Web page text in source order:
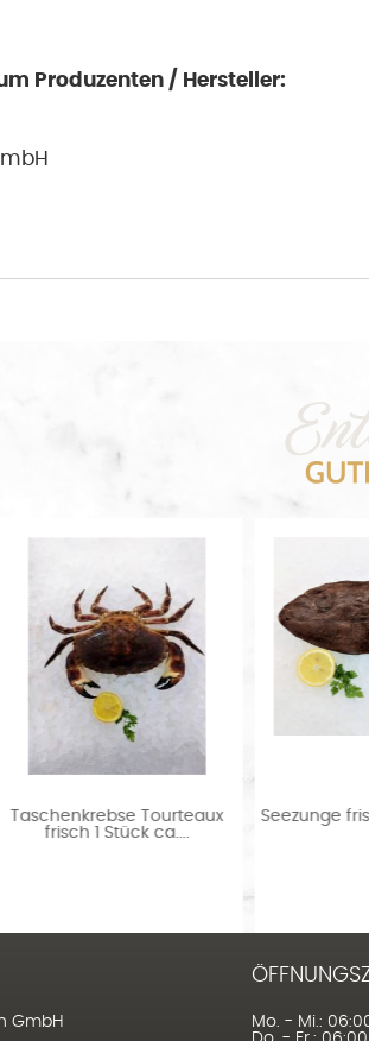
Produzenten / Hersteller:
Tourteaux
frisch 1 Stück ca....
Seezunge frisch
GmbH
Mo. - Mi.: